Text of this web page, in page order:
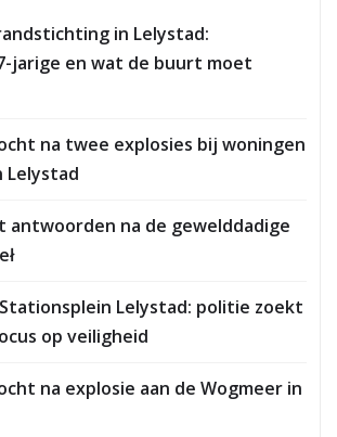
in Lelystad:
jarige en wat de buurt moet
na twee explosies bij woningen
Lelystad
antwoorden na de gewelddadige
Lelystad: politie zoekt
op veiligheid
na explosie aan de Wogmeer in